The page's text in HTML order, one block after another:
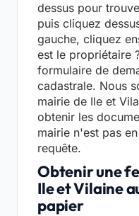
dessus pour
puis cliquez
gauche, cliquez
est le propriétaire
formulaire de
cadastrale. Nous
mairie de Ile et
obtenir les
mairie n'est pas
requête.
Obtenir une
Ile et Vilaine
papier